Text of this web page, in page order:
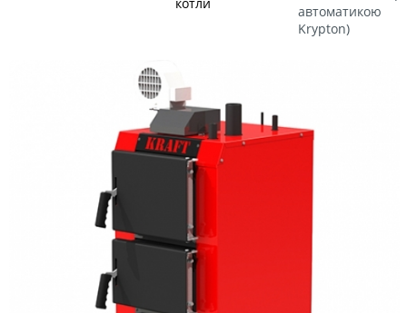
автоматикою
Krypton)